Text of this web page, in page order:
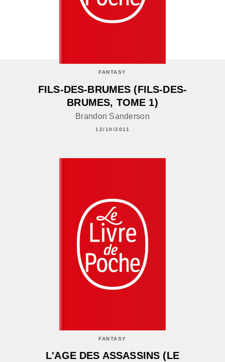
FANTASY
FILS-DES-BRUMES (FILS-DES-
BRUMES, TOME 1)
Brandon Sanderson
12/10/2011
FANTASY
L'AGE DES ASSASSINS (LE